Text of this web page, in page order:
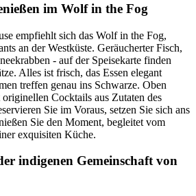
im Wolf in the Fog
empfiehlt sich das Wolf in the Fog,
an der Westküste. Geräucherter Fisch,
- auf der Speisekarte finden
Alles ist frisch, das Essen elegant
treffen genau ins Schwarze. Oben
Cocktails aus Zutaten des
Sie im Voraus, setzen Sie sich ans
Sie den Moment, begleitet vom
exquisiten Küche.
indigenen Gemeinschaft von